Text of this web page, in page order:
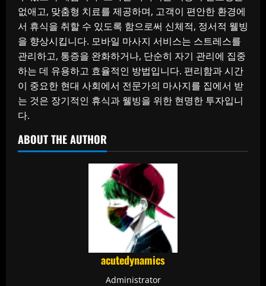
없애고, 맞춤형 치료를 제공하며, 고객이 편안한 환경에
서 휴식을 취할 수 있도록 함으로써 신체적, 정서적 웰빙
을 향상시킵니다. 모바일 마사지 서비스는 스트레스를
관리하고, 통증을 완화하거나, 단순히 자기 관리에 집중
하는 데 유용하고 효율적인 방법입니다. 편리함과 시간
이 중요한 현대 사회에서 전문가의 마사지를 집에서 받
는 것은 장기적인 휴식과 웰빙을 위한 현명한 투자입니
다.
ABOUT THE AUTHOR
acutedynamics
Administrator